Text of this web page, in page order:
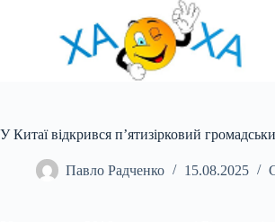
У Китаї відкрився п’ятизірковий
Павло Радченко 15.08.2025